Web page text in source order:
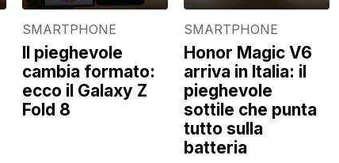
SMARTPHONE
Il pieghevole
cambia formato:
ecco il Galaxy Z
Fold 8
SMARTPHONE
Honor Magic V6
arriva in Italia: il
pieghevole
sottile che punta
tutto sulla
batteria